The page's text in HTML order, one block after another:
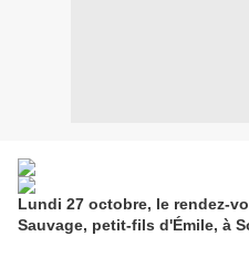
Lundi 27 octobre, le rendez-
Sauvage, petit-fils d'Émile, à